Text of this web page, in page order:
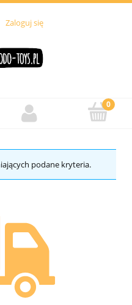
Zaloguj się
podane kryteria.